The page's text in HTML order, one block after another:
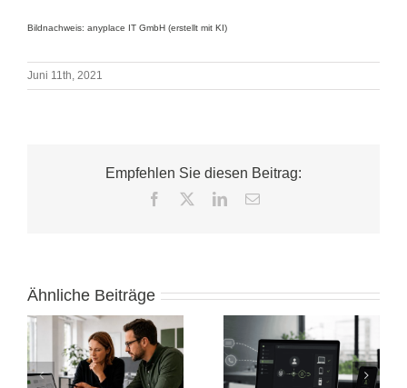
Bildnachweis: anyplace IT GmbH (erstellt mit KI)
Juni 11th, 2021
Empfehlen Sie diesen Beitrag:
Facebook LinkedIn
E-
Ähnliche Beiträge